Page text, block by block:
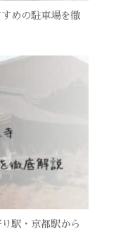
めの駐車場を徹
駅・京都駅から